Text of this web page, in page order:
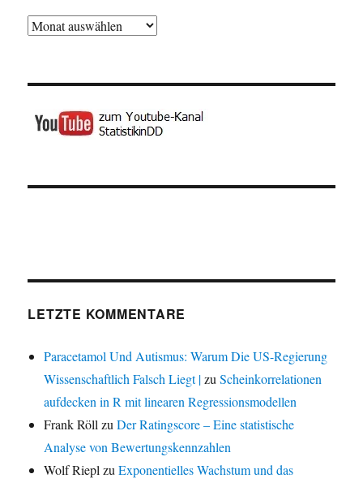
Archiv
LETZTE KOMMENTARE
Paracetamol Und Autismus: Warum Die US-Regierung
Wissenschaftlich Falsch Liegt |zuScheinkorrelationen
aufdecken in R mit linearen Regressionsmodellen
Frank Röll zuDer Ratingscore – Eine statistische
Analyse von Bewertungskennzahlen
Wolf Riepl zuExponentielles Wachstum und das